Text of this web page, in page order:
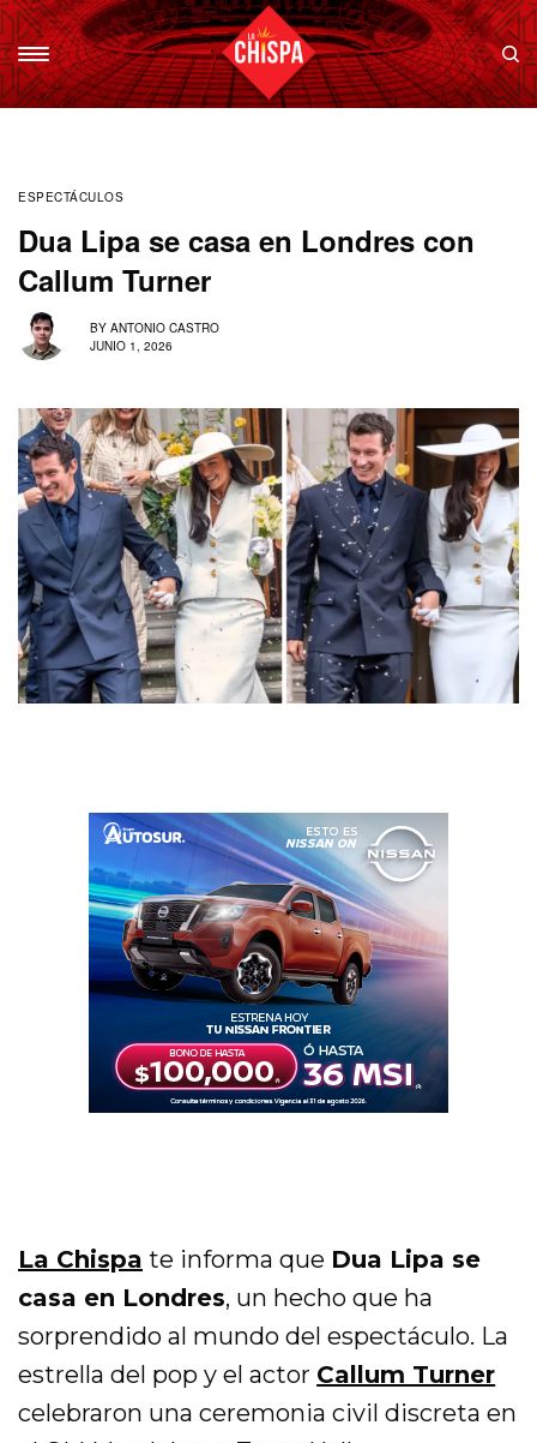
ESPECTÁCULOS
Dua Lipa se casa en Londres con
Callum Turner
BY ANTONIO CASTRO
JUNIO 1, 2026
La Chispa te informa que Dua Lipa se
casa en Londres, un hecho que ha
sorprendido al mundo del espectáculo. La
estrella del pop y el actor Callum Turner
celebraron una ceremonia civil discreta en